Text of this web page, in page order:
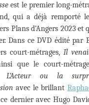
est le premier long-
qui a déjà remporté
Plans d’Angers 2023 et
Dans ce DVD édité par
court-métrages, Il
que le court-
ou la
avec le brillant
dernier avec Hugo